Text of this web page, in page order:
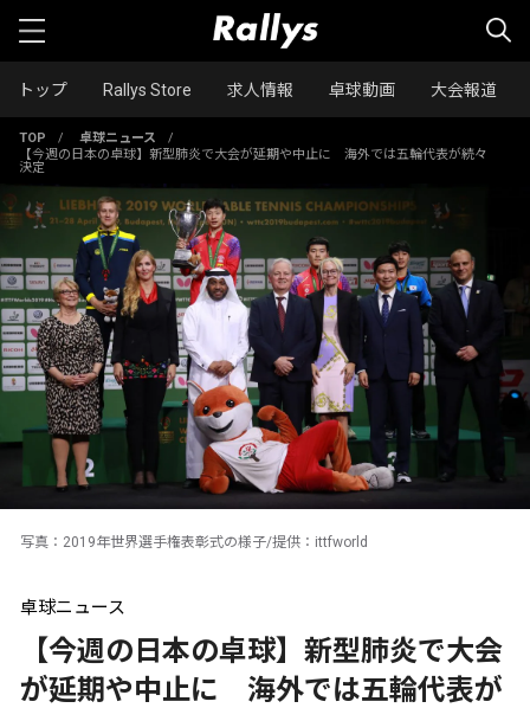
トップ Rallys Store 求人情報 卓球動画 大会報道
TOP / 卓球ニュース
/
【今週の日本の卓球】新型肺炎で大会が延期や中止に 海外では五輪代表が続々
決定
写真：2019年世界選手権表彰式の様子/提供：ittfworld
卓球ニュース
【今週の日本の卓球】新型肺炎で大会
が延期や中止に 海外では五輪代表が